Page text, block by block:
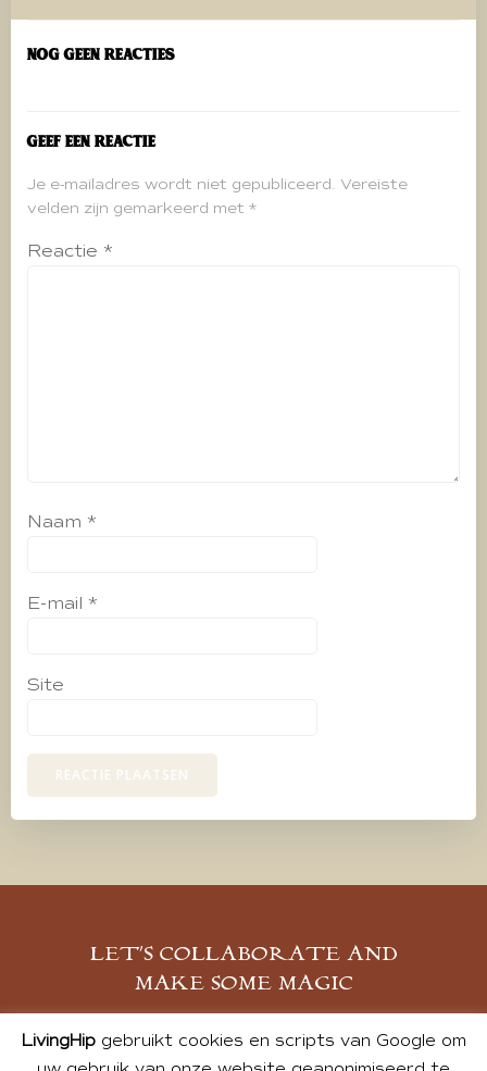
navigatie
Nog geen reacties
Geef een reactie
Je e-mailadres wordt niet gepubliceerd. Vereiste
velden zijn gemarkeerd met *
Reactie *
Naam *
E-mail *
Site
LET’S COLLABORATE AND
MAKE SOME MAGIC
MELD JE AAN
LivingHipgebruikt cookies en scripts van Google om